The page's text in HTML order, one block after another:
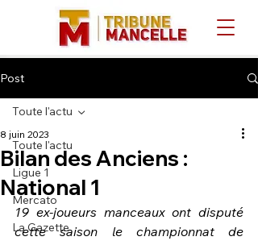
Post
Toute l'actu
Ligue 1
Mercato
La Gazette
Toute l'actu
Bilan des Anciens :
National 1
8 juin 2023
19 ex-joueurs manceaux ont disputé
cette saison le championnat de